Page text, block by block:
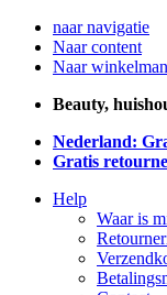
naar navigatie
Naar content
Naar
Beauty,
Nederland:
Gratis
Help
Waar is